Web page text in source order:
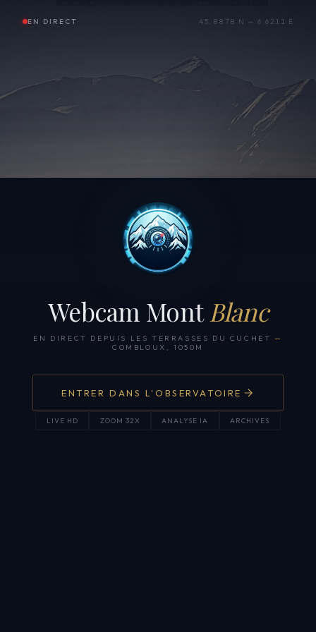
EN DIRECT 45.8878 N — 6.6211 E
Webcam Mont Blanc
EN DIRECT DEPUIS LES TERRASSES DU CUCHET —
COMBLOUX, 1050M
ENTRER DANS L'OBSERVATOIRE
LIVE HD ZOOM 32X ANALYSE IA ARCHIVES